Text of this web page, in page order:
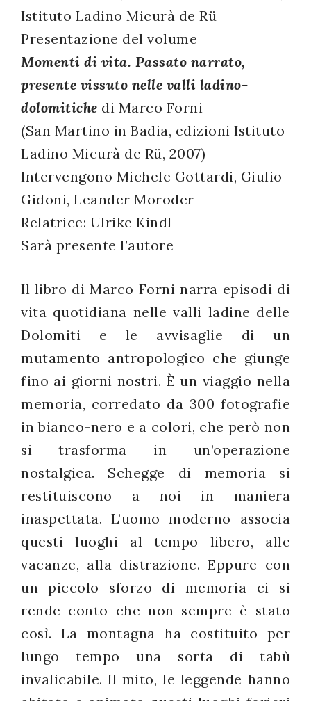
Istituto Ladino Micurà de Rü
Presentazione del volume
Momenti di vita. Passato narrato,
presente vissuto nelle valli ladino-
dolomitiche di Marco Forni
(San Martino in Badia, edizioni Istituto
Ladino Micurà de Rü, 2007)
Intervengono Michele Gottardi, Giulio
Gidoni, Leander Moroder
Relatrice: Ulrike Kindl
Sarà presente l’autore
Il libro di Marco Forni narra episodi di
vita quotidiana nelle valli ladine delle
Dolomiti e le avvisaglie di un
mutamento antropologico che giunge
fino ai giorni nostri. È un viaggio nella
memoria, corredato da 300 fotografie
in bianco-nero e a colori, che però non
si trasforma in un’operazione
nostalgica. Schegge di memoria si
restituiscono a noi in maniera
inaspettata. L’uomo moderno associa
questi luoghi al tempo libero, alle
vacanze, alla distrazione. Eppure con
un piccolo sforzo di memoria ci si
rende conto che non sempre è stato
così. La montagna ha costituito per
lungo tempo una sorta di tabù
invalicabile. Il mito, le leggende hanno
Registrazione
avvenuta con